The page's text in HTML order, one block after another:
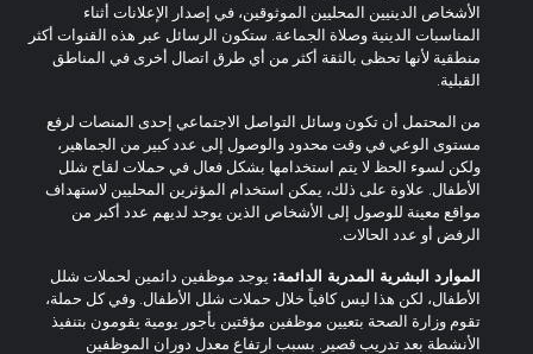
الأشخاص الدينيين المحليين الموثوقين، في إصدار الإعلانات أثناء
المناسبات الدينية وصلاة الجماعة. ستكون الرسائل عبر هذه القنوات أكثر
منطقية لأنها تحظى بالثقة أكثر من أي طرق اتصال أخرى في المناطق
القبلية.
من المحتمل أن تكون وسائل التواصل الاجتماعي إحدى المنصات لرفع
مستوى الوعي في وقت محدود والوصول إلى عدد كبير من الجماهير،
ولكن لسوء الحظ لا يتم استخدامها بشكل فعال في حملات لقاح شلل
الأطفال. علاوة على ذلك، يمكن استخدام المؤثرين المحليين لاستهداف
مواقع معينة للوصول إلى الأشخاص الذين يوجد لديهم عدد أكبر من
الرفض أو عدد الحالات.
الموارد البشرية المدربة الدائمة:يوجد موظفين دائمين لحملات شلل
الأطفال، لكن هذا ليس كافياً خلال حملات شلل الأطفال. وفي كل حملة،
تقوم وزارة الصحة بتعيين موظفين مؤقتين بأجور يومية يقومون بتنفيذ
الأنشطة بعد تدريب قصير. بسبب ارتفاع معدل دوران الموظفين